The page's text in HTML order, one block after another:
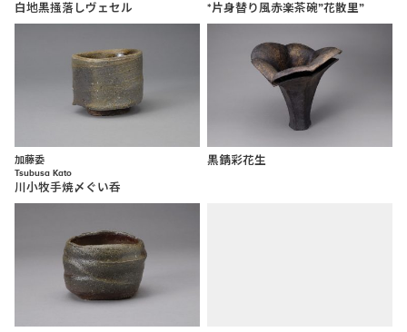
白地黒掻落しヴェセル *片身替り風赤楽茶碗”花散里”
加藤委
Tsubusa Kato
川小牧手焼〆ぐい呑
黒錆彩花生